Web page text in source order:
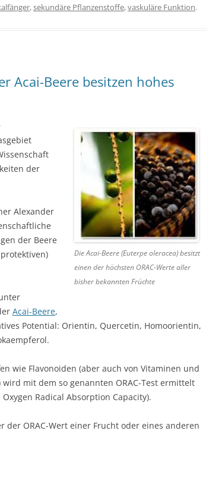
,sekundäre Pflanzenstoffe,vaskuläre Funktion.
Acai-Beere besitzen hohes
Die Acai-Beere (Euterpe oleracea) besitzt
einen der höchsten ORAC-Werte aller
bisher bekannten Früchte
der
Alexander
der Beere
Acai-Beere,
Potential: Orientin, Quercetin, Homoorientin,
wie Flavonoiden (aber auch von Vitaminen und
mit dem so genannten ORAC-Test ermittelt
Radical Absorption Capacity).
der ORAC-Wert einer Frucht oder eines anderen